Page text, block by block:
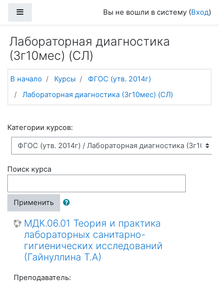
Вы не вошли в систему (Вход)
Лабораторная диагностика
(3г10мес) (СЛ)
В начало Курсы
ФГОС (утв. 2014г)
Лабораторная диагностика (3г10мес) (СЛ)
Категории курсов:
Поиск курса
Применить
МДК.06.01 Теория и практика
лабораторных санитарно-
гигиенических исследований
(Гайнуллина Т.А)
Преподаватель: